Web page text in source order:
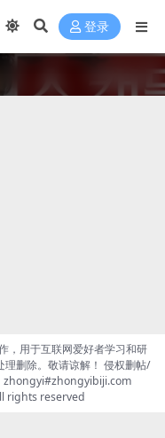
登录
，用于互联网爱好者学习和研
理删除。敬请谅解！ 侵权删帖/
zhongyi#zhongyibiji.com
rights reserved